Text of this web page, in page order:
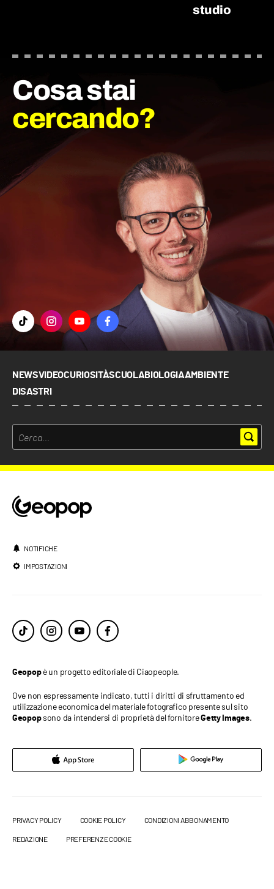
studio
Cosa stai
cercando?
NEWSVIDEOCURIOSITÀSCUOLABIOLOGIAAMBIENTE
DISASTRI
NOTIFICHE
IMPOSTAZIONI
Geopopè un progetto editoriale di Ciaopeople.
Ove non espressamente indicato, tutti i diritti di sfruttamento ed
utilizzazione economica del materiale fotografico presente sul sito
Geopopsono da intendersi di proprietà del fornitoreGetty Images.
PRIVACY POLICY COOKIE POLICY CONDIZIONI ABBONAMENTO
REDAZIONE PREFERENZE COOKIE